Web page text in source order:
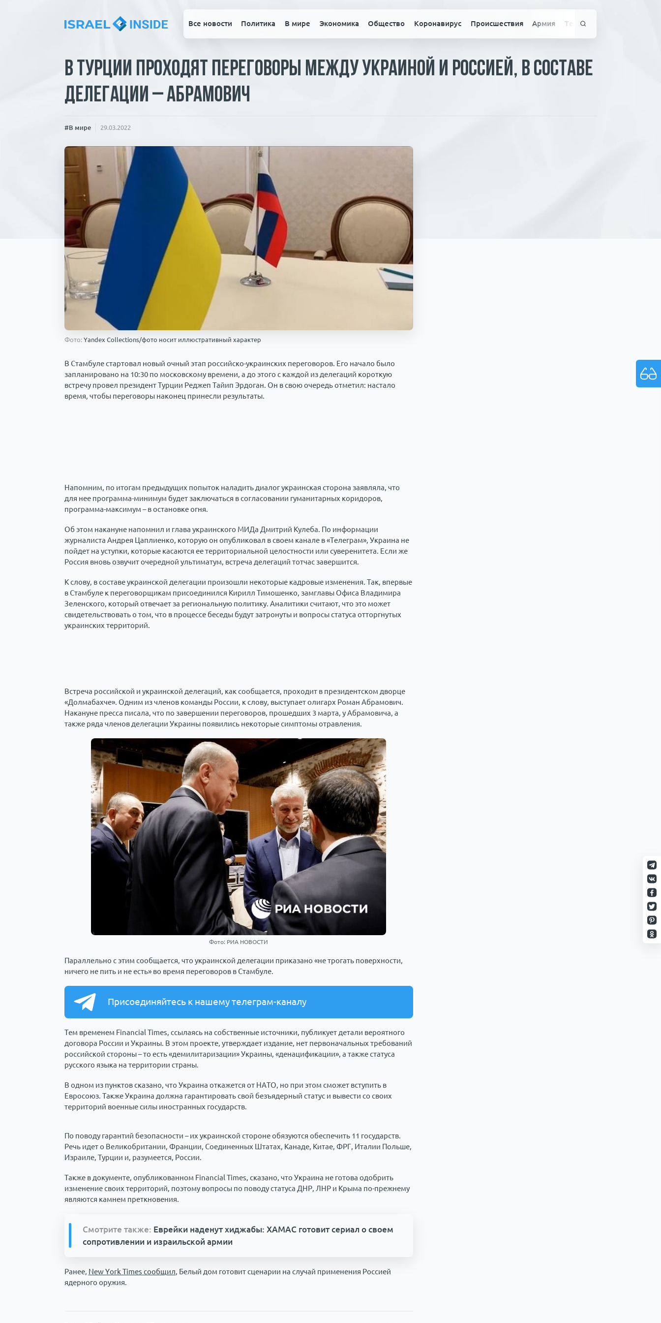
Все новости Политика В мире Экономика Общество Коронавирус Происшествия Армия Технологии
В Турции проходят переговоры между Украиной и Россией, в составе
делегации – Абрамович
#В мире 29.03.2022
Фото: Yandex Collections/фото носит иллюстративный характер
В Стамбуле стартовал новый очный этап российско-украинских переговоров. Его начало было
запланировано на 10:30 по московскому времени, а до этого с каждой из делегаций короткую
встречу провел президент Турции Реджеп Тайип Эрдоган. Он в свою очередь отметил: настало
время, чтобы переговоры наконец принесли результаты.
Напомним, по итогам предыдущих попыток наладить диалог украинская сторона заявляла, что
для нее программа-минимум будет заключаться в согласовании гуманитарных коридоров,
программа-максимум – в остановке огня.
Об этом накануне напомнил и глава украинского МИДа Дмитрий Кулеба. По информации
журналиста Андрея Цаплиенко, которую он опубликовал в своем канале в «Телеграм», Украина не
пойдет на уступки, которые касаются ее территориальной целостности или суверенитета. Если же
Россия вновь озвучит очередной ультиматум, встреча делегаций тотчас завершится.
К слову, в составе украинской делегации произошли некоторые кадровые изменения. Так, впервые
в Стамбуле к переговорщикам присоединился Кирилл Тимошенко, замглавы Офиса Владимира
Зеленского, который отвечает за региональную политику. Аналитики считают, что это может
свидетельствовать о том, что в процессе беседы будут затронуты и вопросы статуса отторгнутых
украинских территорий.
Встреча российской и украинской делегаций, как сообщается, проходит в президентском дворце
«Долмабахче». Одним из членов команды России, к слову, выступает олигарх Роман Абрамович.
Накануне пресса писала, что по завершении переговоров, прошедших 3 марта, у Абрамовича, а
также ряда членов делегации Украины появились некоторые симптомы отравления.
Фото: РИА НОВОСТИ
Параллельно с этим сообщается, что украинской делегации приказано «не трогать поверхности,
ничего не пить и не есть» во время переговоров в Стамбуле.
Присоединяйтесь к нашему телеграм-каналу
Тем временем Financial Times, ссылаясь на собственные источники, публикует детали вероятного
договора России и Украины. В этом проекте, утверждает издание, нет первоначальных требований
российской стороны – то есть «демилитаризации» Украины, «денацификации», а также статуса
русского языка на территории страны.
В одном из пунктов сказано, что Украина откажется от НАТО, но при этом сможет вступить в
Евросоюз. Также Украина должна гарантировать свой безъядерный статус и вывести со своих
территорий военные силы иностранных государств.
По поводу гарантий безопасности – их украинской стороне обязуются обеспечить 11 государств.
Речь идет о Великобритании, Франции, Соединенных Штатах, Канаде, Китае, ФРГ, Италии Польше,
Израиле, Турции и, разумеется, России.
Также в документе, опубликованном Financial Times, сказано, что Украина не готова одобрить
изменение своих территорий, поэтому вопросы по поводу статуса ДНР, ЛНР и Крыма по-прежнему
являются камнем преткновения.
Смотрите также: Еврейки наденут хиджабы: ХАМАС готовит сериал о своем
сопротивлении и израильской армии
Ранее, New York Times сообщил, Белый дом готовит сценарии на случай применения Россией
ядерного оружия.